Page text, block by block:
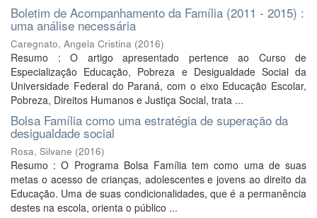
Boletim de Acompanhamento da Família (2011 - 2015) :
uma análise necessária
Caregnato, Angela Cristina (2016)
Resumo : O artigo apresentado pertence ao Curso de
Especialização Educação, Pobreza e Desigualdade Social da
Universidade Federal do Paraná, com o eixo Educação Escolar,
Pobreza, Direitos Humanos e Justiça Social, trata ...
Bolsa Família como uma estratégia de superação da
desigualdade social
Rosa, Silvane (2016)
Resumo : O Programa Bolsa Família tem como uma de suas
metas o acesso de crianças, adolescentes e jovens ao direito da
Educação. Uma de suas condicionalidades, que é a permanência
destes na escola, orienta o público ...